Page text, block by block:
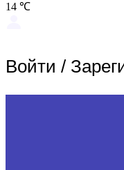
14 ℃
Войти /